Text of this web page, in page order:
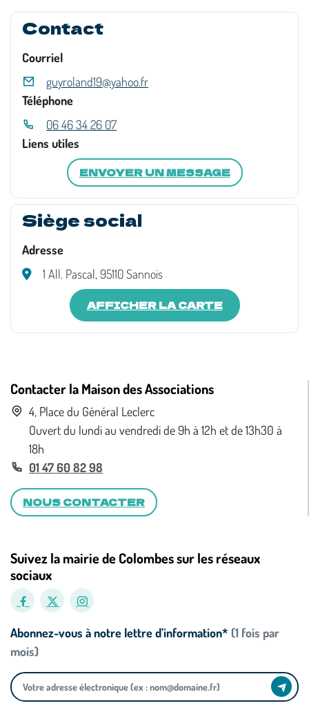
Contact
Courriel
guyroland19@yahoo.fr
Téléphone
06 46 34 26 07
Liens utiles
ENVOYER UN MESSAGE
Siège social
Adresse
1 All. Pascal, 95110 Sannois
AFFICHER LA CARTE
Contacter la Maison des Associations
4, Place du Général Leclerc
Ouvert du lundi au vendredi de 9h à 12h et de 13h30 à
18h
01 47 60 82 98
NOUS CONTACTER
Suivez la mairie de Colombes sur les réseaux
sociaux
Abonnez-vous à notre lettre d’information* (1 fois par
mois)